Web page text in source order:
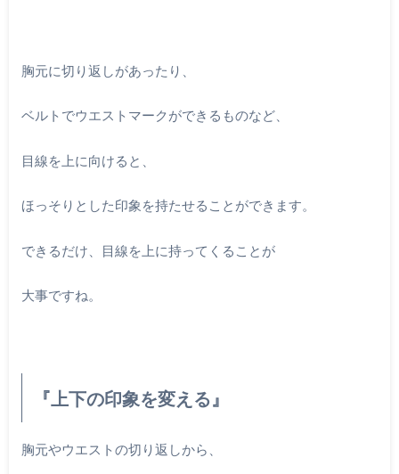
胸元に切り返しがあったり、
ベルトでウエストマークができるものなど、
目線を上に向けると、
ほっそりとした印象を持たせることができます。
できるだけ、目線を上に持ってくることが
大事ですね。
『上下の印象を変える』
胸元やウエストの切り返しから、